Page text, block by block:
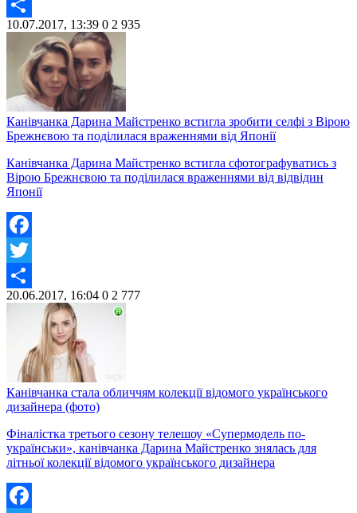
Twitter
Share
10.07.2017, 13:39 0 2 935
Канівчанка Дарина Майстренко встигла зробити селфі з Вірою
Брежнєвою та поділилася враженнями від Японії
Канівчанка Дарина Майстренко встигла сфотографуватись з
Вірою Брежнєвою та поділилася враженнями від відвідин
Японії
Facebook
Twitter
Share
20.06.2017, 16:04 0 2 777
Канівчанка стала обличчям колекції відомого українського
дизайнера (фото)
Фіналістка третього сезону телешоу «Супермодель по-
українськи», канівчанка Дарина Майстренко знялась для
літньої колекції відомого українського дизайнера